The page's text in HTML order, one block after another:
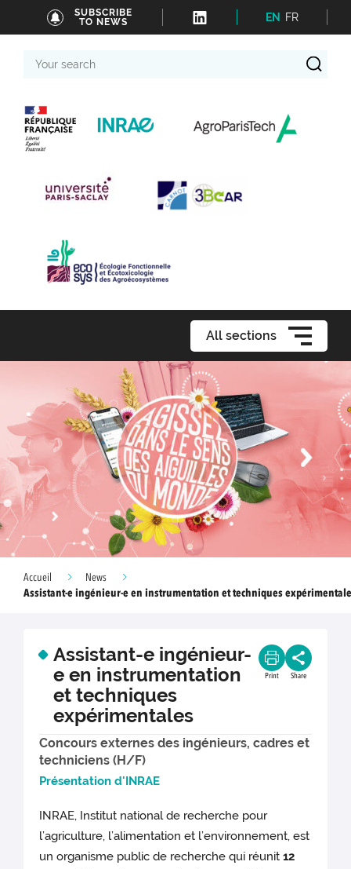
SUBSCRIBE
TO NEWS
EN FR
search
All sections
Accueil
News
Assistant-e ingénieur-e en instrumentation et techniques
Assistant-e ingénieur-
e en instrumentation
et techniques
expérimentales
Print Share
Concours externes des ingénieurs, cadres et
techniciens (H/F)
Présentation d'INRAE
INRAE, Institut national de recherche pour
l’agriculture, l’alimentation et l’environnement, est
un organisme public de recherche qui réunit12